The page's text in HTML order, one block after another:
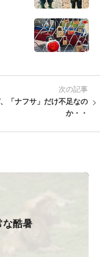
次の記事
「ナフサ」だけ不足なの
か・・
な酷暑